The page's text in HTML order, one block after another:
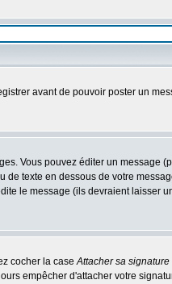
avant de pouvoir poster un
Vous pouvez éditer un message
texte en dessous de votre
le message (ils devraient laisser
cocher la caseAttacher sa signature
empêcher d'attacher votre